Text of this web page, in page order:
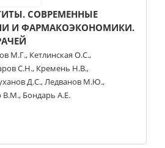
СОВРЕМЕННЫЕ
И ФАРМАКОЭКОНОМИКИ.
М.Г., Кетлинская О.С.,
С.Н., Кремень Н.В.,
Д.С.,Ледванов М.Ю.,
В.М., Бондарь А.Е.